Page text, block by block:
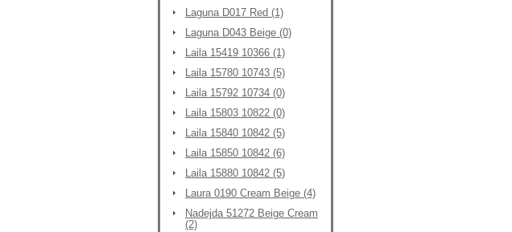
Laguna D017 Red (1)
Laguna D043 Beige (0)
Laila 15419 10366 (1)
Laila 15780 10743 (5)
Laila 15792 10734 (0)
Laila 15803 10822 (0)
Laila 15840 10842 (5)
Laila 15850 10842 (6)
Laila 15880 10842 (5)
Laura 0190 Cream Beige (4)
Nadejda 51272 Beige Cream
(2)